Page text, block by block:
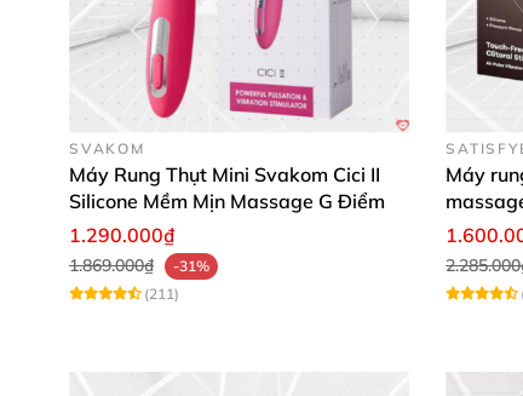
SVAKOM
Máy Rung Thụt Mini Svakom Cici II
Silicone Mềm Mịn Massage G Điểm
1.290.000₫
1.869.000₫
-31%
(211)
Máy